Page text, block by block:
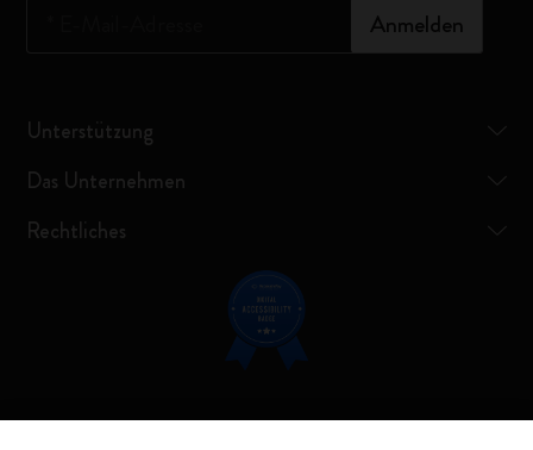
Anmelden
Unterstützung
Das Unternehmen
Rechtliches
Verbunden bleiben